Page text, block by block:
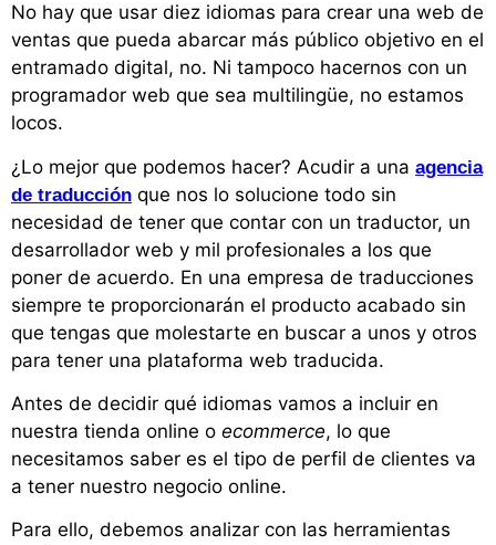
No hay que usar diez idiomas para crear una web de
ventas que pueda abarcar más público objetivo en el
entramado digital, no. Ni tampoco hacernos con un
programador web que sea multilingüe, no estamos
locos.
¿Lo mejor que podemos hacer? Acudir a una agencia
de traducción que nos lo solucione todo sin
necesidad de tener que contar con un traductor, un
desarrollador web y mil profesionales a los que
poner de acuerdo. En una empresa de traducciones
siempre te proporcionarán el producto acabado sin
que tengas que molestarte en buscar a unos y otros
para tener una plataforma web traducida.
Antes de decidir qué idiomas vamos a incluir en
nuestra tienda online o ecommerce, lo que
necesitamos saber es el tipo de perfil de clientes va
a tener nuestro negocio online.
Para ello, debemos analizar con las herramientas